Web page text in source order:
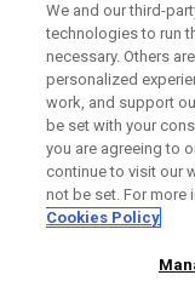
We and our third-
technologies to run
necessary. Others
personalized
work, and support
be set with your
you are agreeing to
continue to visit our
not be set. For more
Cookies Policy